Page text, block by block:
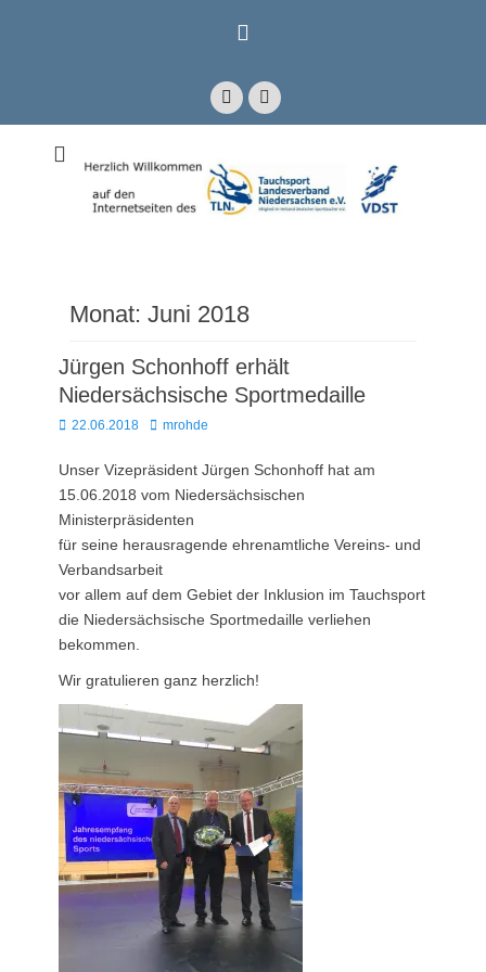
FacebookE-
Mail
Tauchsport
Landesverband
Monat: Juni 2018
Jürgen Schonhoff erhält
Niedersächsische Sportmedaille
Posted
22.06.2018 Autor
mrohde
Unser Vizepräsident Jürgen Schonhoff hat am
15.06.2018 vom Niedersächsischen
Ministerpräsidenten
für seine herausragende ehrenamtliche Vereins- und
Verbandsarbeit
vor allem auf dem Gebiet der Inklusion im Tauchsport
die Niedersächsische Sportmedaille verliehen
bekommen.
Wir gratulieren ganz herzlich!